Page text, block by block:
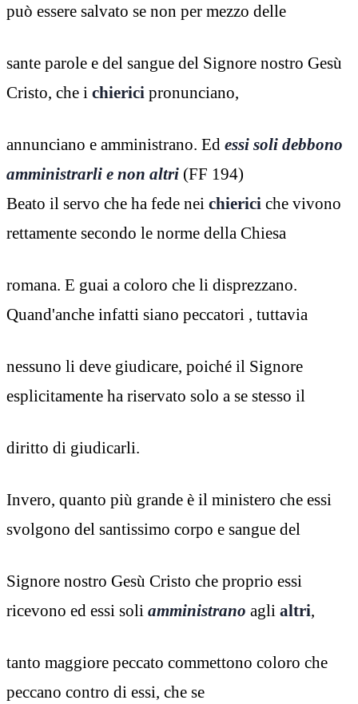
può essere salvato se non per mezzo delle
sante parole e del sangue del Signore nostro Gesù
Cristo, che i chierici pronunciano,
annunciano e amministrano. Ed essi soli debbono
amministrarli e non altri (FF 194)
Beato il servo che ha fede nei chierici che vivono
rettamente secondo le norme della Chiesa
romana. E guai a coloro che li disprezzano.
Quand'anche infatti siano peccatori , tuttavia
nessuno li deve giudicare, poiché il Signore
esplicitamente ha riservato solo a se stesso il
diritto di giudicarli.
Invero, quanto più grande è il ministero che essi
svolgono del santissimo corpo e sangue del
Signore nostro Gesù Cristo che proprio essi
ricevono ed essi soli amministrano agli altri,
tanto maggiore peccato commettono coloro che
peccano contro di essi, che se